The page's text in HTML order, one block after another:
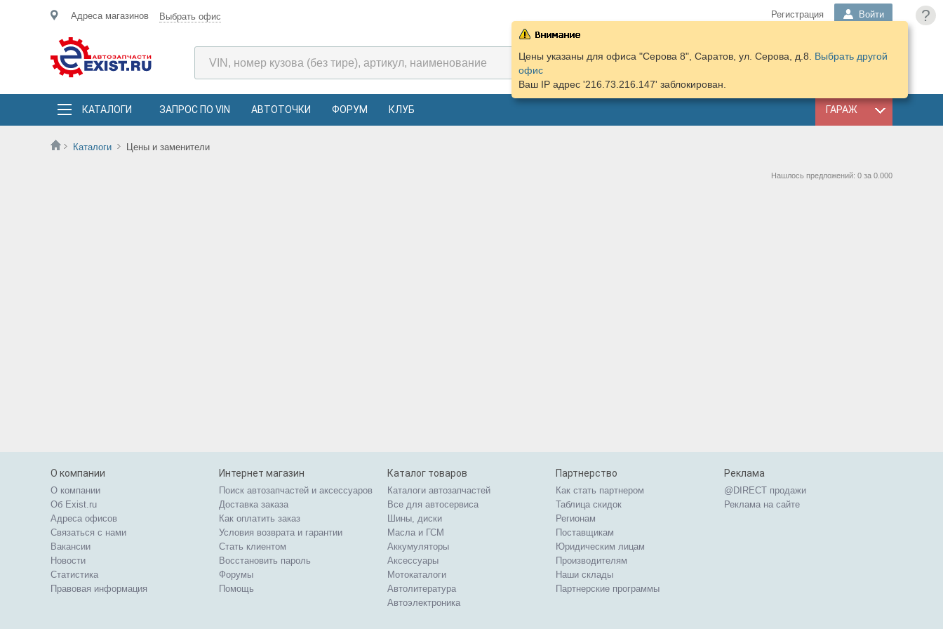
?
Адреса магазинов Выбрать офис Регистрация Войти
КОРЗИНА
ПОДОБРАТЬ
КАТАЛОГИ ЗАПРОС ПО VIN АВТОТОЧКИ ФОРУМ КЛУБ ГАРАЖ
Каталоги Цены и заменители
Цены указаны для офиса "Серова 8", Саратов, ул. Серова, д.8. Выбрать другой
офис
Ваш IP адрес '216.73.216.147' заблокирован.
Нашлось предложений: 0 за 0.000
О компании
О компании
Об Exist.ru
Адреса офисов
Связаться с нами
Вакансии
Новости
Статистика
Правовая информация
Интернет магазин
Поиск автозапчастей и аксессуаров
Доставка заказа
Как оплатить заказ
Условия возврата и гарантии
Стать клиентом
Восстановить пароль
Форумы
Помощь
Каталог товаров
Каталоги автозапчастей
Все для автосервиса
Шины, диски
Масла и ГСМ
Аккумуляторы
Аксессуары
Мотокаталоги
Автолитература
Автоэлектроника
Партнерство
Как стать партнером
Таблица скидок
Регионам
Поставщикам
Юридическим лицам
Производителям
Наши склады
Партнерские программы
Реклама
@DIRECT продажи
Реклама на сайте